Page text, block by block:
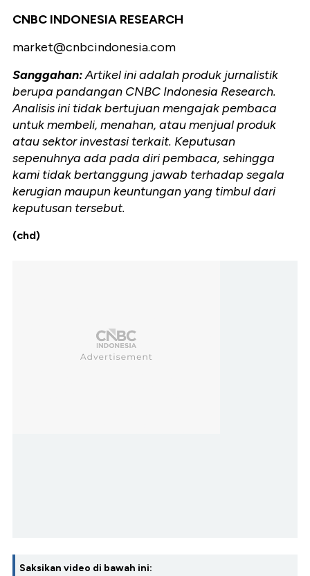
CNBC INDONESIA RESEARCH
market@cnbcindonesia.com
Sanggahan:Artikel ini adalah produk jurnalistik
berupa pandangan CNBC Indonesia Research.
Analisis ini tidak bertujuan mengajak pembaca
untuk membeli, menahan, atau menjual produk
atau sektor investasi terkait. Keputusan
sepenuhnya ada pada diri pembaca, sehingga
kami tidak bertanggung jawab terhadap segala
kerugian maupun keuntungan yang timbul dari
keputusan tersebut.
(chd)
Saksikan video di bawah ini: